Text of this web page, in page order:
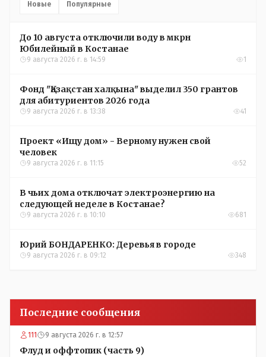
Новые Популярные
До 10 августа отключили воду в мкрн
Юбилейный в Костанае
9 августа 2026 г. в 14:59 1
Фонд "Қазақстан халқына" выделил 350 грантов
для абитуриентов 2026 года
9 августа 2026 г. в 13:38 41
Проект «Ищу дом» - Верному нужен свой
человек
9 августа 2026 г. в 11:15 52
В чьих дома отключат электроэнергию на
следующей неделе в Костанае?
9 августа 2026 г. в 10:10 681
Юрий БОНДАРЕНКО: Деревья в городе
9 августа 2026 г. в 09:12 348
Последние сообщения
111 9 августа 2026 г. в 12:57
Флуд и оффтопик (часть 9)